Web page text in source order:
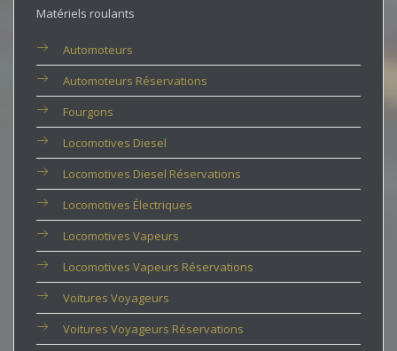
Matériels roulants
Automoteurs
Automoteurs Réservations
Fourgons
Locomotives Diesel
Locomotives Diesel Réservations
Locomotives Électriques
Locomotives Vapeurs
Locomotives Vapeurs Réservations
Voitures Voyageurs
Voitures Voyageurs Réservations